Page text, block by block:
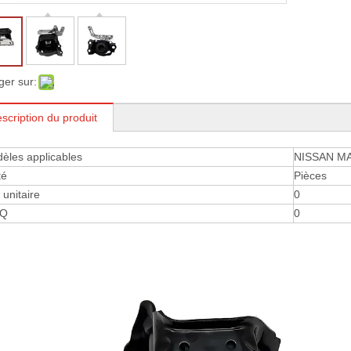
sur:
du produit
applicables
NISSAN
Pièces
​​unitaire
0
0